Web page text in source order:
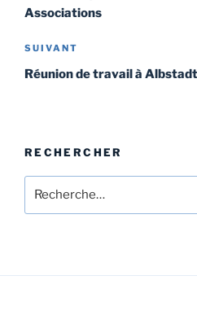
Associations
Article
suivant
SUIVANT
Réunion de travail à Albstadt
RECHERCHER
pour